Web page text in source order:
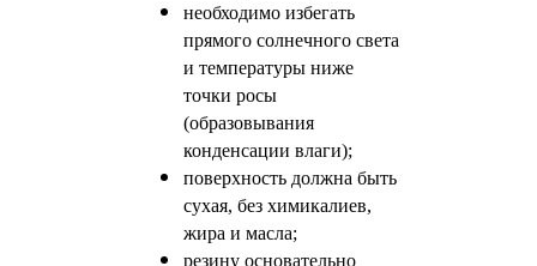
необходимо избегать
прямого солнечного света
и температуры ниже
точки росы
(образовывания
конденсации влаги);
поверхность должна быть
сухая, без химикалиев,
жира и масла;
резину основательно